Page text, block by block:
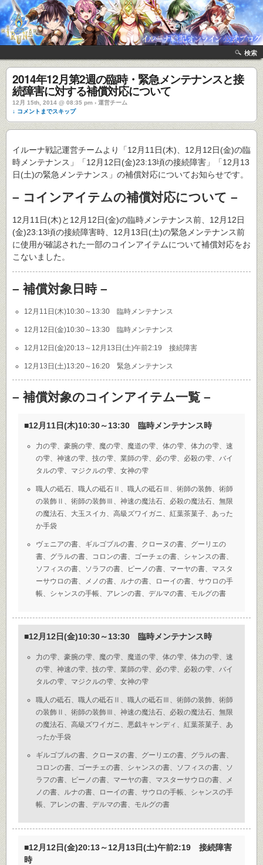
検索
2014年12月第2週の臨時・緊急メンテナンスと接
続障害に対する補償対応について
12月 15th, 2014 @ 08:35 pm › 運営チーム
↓ コメントまでスキップ
イルーナ戦記運営チームより「12月11日(木)、12月12日(金)の臨
時メンテナンス」「12月12日(金)23:13頃の接続障害」「12月13
日(土)の緊急メンテナンス」の補償対応についてお知らせです。
– コインアイテムの補償対応について –
12月11日(木)と12月12日(金)の臨時メンテナンス前、12月12日
(金)23:13頃の接続障害時、12月13日(土)の緊急メンテナンス前
に使用が確認された一部のコインアイテムについて補償対応をお
こないました。
– 補償対象日時 –
12月11日(木)10:30～13:30 臨時メンテナンス
12月12日(金)10:30～13:30 臨時メンテナンス
12月12日(金)20:13～12月13日(土)午前2:19 接続障害
12月13日(土)13:20～16:20 緊急メンテナンス
– 補償対象のコインアイテム一覧 –
■12月11日(木)10:30～13:30 臨時メンテナンス時
力の雫、豪腕の雫、魔の雫、魔道の雫、体の雫、体力の雫、速
の雫、神速の雫、技の雫、業師の雫、必の雫、必殺の雫、バイ
タルの雫、マジクルの雫、女神の雫
職人の砥石、職人の砥石Ⅱ、職人の砥石Ⅲ、術師の装飾、術師
の装飾Ⅱ、術師の装飾Ⅲ、神速の魔法石、必殺の魔法石、無限
の魔法石、大玉スイカ、高級ズワイガニ、紅葉茶菓子、あった
か手袋
ヴェニアの書、ギルゴブルの書、クローヌの書、グーリエの
書、グラルの書、コロンの書、ゴーチェの書、シャンスの書、
ソフィスの書、ソラフの書、ピーノの書、マーヤの書、マスタ
ーサウロの書、メノの書、ルナの書、ローイの書、サウロの手
帳、シャンスの手帳、アレンの書、デルマの書、モルグの書
■12月12日(金)10:30～13:30 臨時メンテナンス時
力の雫、豪腕の雫、魔の雫、魔道の雫、体の雫、体力の雫、速
の雫、神速の雫、技の雫、業師の雫、必の雫、必殺の雫、バイ
タルの雫、マジクルの雫、女神の雫
職人の砥石、職人の砥石Ⅱ、職人の砥石Ⅲ、術師の装飾、術師
の装飾Ⅱ、術師の装飾Ⅲ、神速の魔法石、必殺の魔法石、無限
の魔法石、高級ズワイガニ、悪戯キャンディ、紅葉茶菓子、あ
ったか手袋
ギルゴブルの書、クローヌの書、グーリエの書、グラルの書、
コロンの書、ゴーチェの書、シャンスの書、ソフィスの書、ソ
ラフの書、ピーノの書、マーヤの書、マスターサウロの書、メ
ノの書、ルナの書、ローイの書、サウロの手帳、シャンスの手
帳、アレンの書、デルマの書、モルグの書
■12月12日(金)20:13～12月13日(土)午前2:19 接続障害
時